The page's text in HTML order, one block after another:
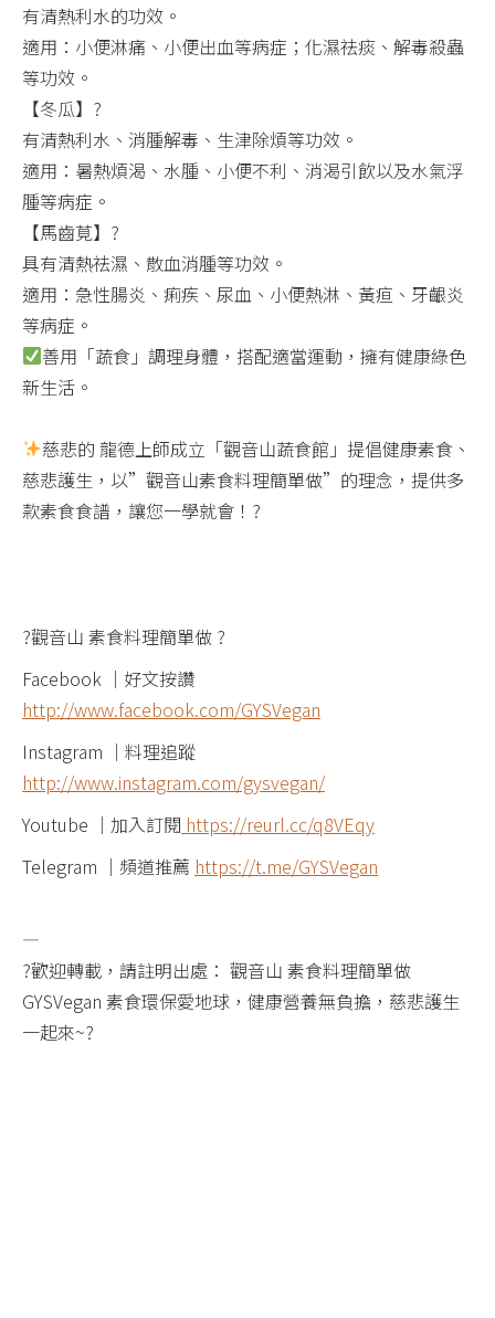
有清熱利水的功效。​
適用：小便淋痛、小便出血等病症；化濕祛痰、解毒殺蟲
等功效。​
【冬瓜】​?
有清熱利水、消腫解毒、生津除煩等功效。​
適用：暑熱煩渴、水腫、小便不利、消渴引飲以及水氣浮
腫等病症。​
【馬齒莧】?
具有清熱祛濕、散血消腫等功效。​
適用：急性腸炎、痢疾、尿血、小便熱淋、黃疸、牙齦炎
等病症。​
善用「蔬食」調理身體，搭配適當運動，擁有健康綠色
新生活。​
慈悲的 龍德上師成立「觀音山蔬食館」提倡健康素食、
慈悲護生，以”觀音山素食料理簡單做”的理念，提供多
款素食食譜，讓您一學就會！?
?觀音山 素食料理簡單做 ?
Facebook ｜好文按讚
http://www.facebook.com/GYSVegan
Instagram ｜料理追蹤
http://www.instagram.com/gysvegan/​​​​
Youtube ｜加入訂閱 https://reurl.cc/q8VEqy​​​​
Telegram ｜頻道推薦 https://t.me/GYSVegan​​​
—
?歡迎轉載，請註明出處： 觀音山 素食料理簡單做
GYSVegan 素食環保愛地球，健康營養無負擔，慈悲護生
一起來~?